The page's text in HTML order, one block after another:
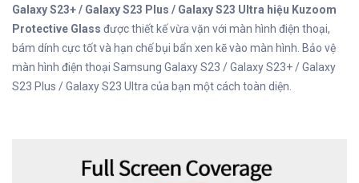
Galaxy S23+ / Galaxy S23 Plus / Galaxy S23 Ultra hiệu Kuzoom
Protective Glass được thiết kế vừa vặn với màn hình điện thoại,
bám dính cực tốt và hạn chế bụi bẩn xen kẽ vào màn hình. Bảo vệ
màn hình điện thoại Samsung Galaxy S23 / Galaxy S23+ / Galaxy
S23 Plus / Galaxy S23 Ultra của bạn một cách toàn diện.